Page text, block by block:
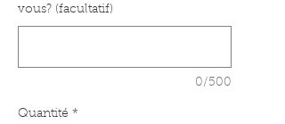
vous? (facultatif)
0/500
Quantité *